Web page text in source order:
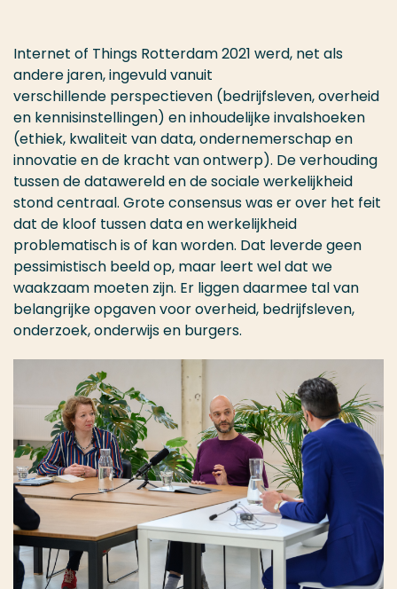
Internet of Things Rotterdam 2021 werd, net als
andere jaren, ingevuld vanuit
verschillende perspectieven (bedrijfsleven, overheid
en kennisinstellingen) en inhoudelijke invalshoeken
(ethiek, kwaliteit van data, ondernemerschap en
innovatie en de kracht van ontwerp). De verhouding
tussen de datawereld en de sociale werkelijkheid
stond centraal. Grote consensus was er over het feit
dat de kloof tussen data en werkelijkheid
problematisch is of kan worden. Dat leverde geen
pessimistisch beeld op, maar leert wel dat we
waakzaam moeten zijn. Er liggen daarmee tal van
belangrijke opgaven voor overheid, bedrijfsleven,
onderzoek, onderwijs en burgers.